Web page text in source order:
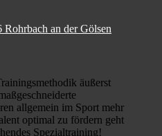
an der Gölsen
äußerst
allgemein im Sport mehr
optimal zu fördern geht
Spezialtraining!